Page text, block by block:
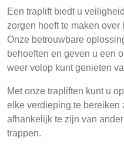
Een traplift biedt u
zorgen hoeft te maken
Onze betrouwbare
behoeften en geven u een
weer volop kunt genieten
Met onze trapliften kunt u
elke verdieping te bereiken
afhankelijk te zijn van
trappen.